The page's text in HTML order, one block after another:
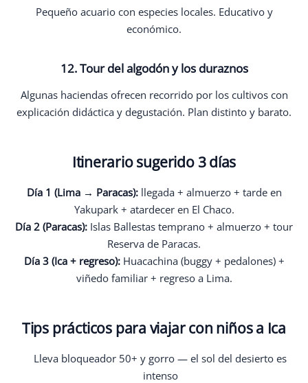
Pequeño acuario con especies locales. Educativo y
económico.
12. Tour del algodón y los duraznos
Algunas haciendas ofrecen recorrido por los cultivos con
explicación didáctica y degustación. Plan distinto y barato.
Itinerario sugerido 3 días
Día 1 (Lima → Paracas):llegada + almuerzo + tarde en
Yakupark + atardecer en El Chaco.
Día 2 (Paracas): Islas Ballestas temprano + almuerzo + tour
Reserva de Paracas.
Día 3 (Ica + regreso):Huacachina (buggy + pedalones) +
viñedo familiar + regreso a Lima.
Tips prácticos para viajar con niños a Ica
Lleva bloqueador 50+ y gorro — el sol del desierto es
intenso